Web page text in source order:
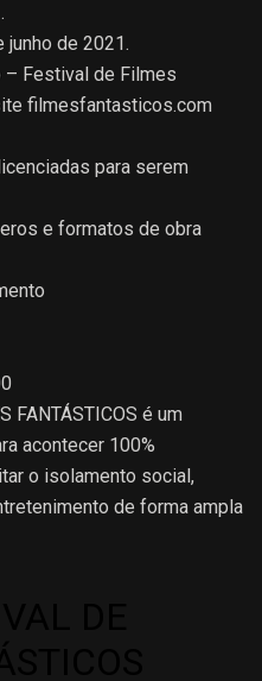
junho de 2021.
– Festival de Filmes
filmesfantasticos.com
para serem
e formatos de obra
FANTÁSTICOS é um
acontecer 100%
o isolamento social,
de forma ampla